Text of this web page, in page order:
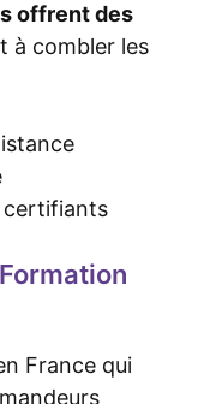
offrent des
à combler les
certifiants
France qui